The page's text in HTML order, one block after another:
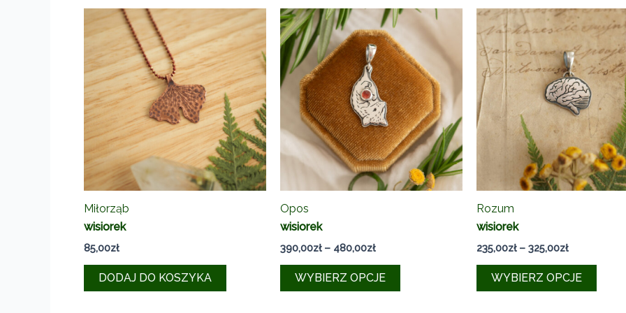
można
wybrać
na
stronie
produktu
Miłorząb
wisiorek
85,00zł
DODAJ DO KOSZYKA
Opos
wisiorek
390,00zł – 480,00złZakres
od
390,00zł
WYBIERZ OPCJE
Ten
Rozum
wisiorek
235,00zł – 325,00złZakres
od
235,00zł
WYBIERZ OPCJE
Ten